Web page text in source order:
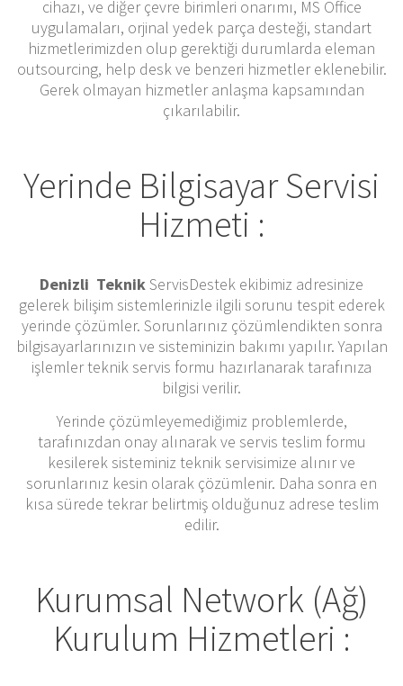
cihazı, ve diğer çevre birimleri onarımı, MS Office
uygulamaları, orjinal yedek parça desteği, standart
hizmetlerimizden olup gerektiği durumlarda eleman
outsourcing, help desk ve benzeri hizmetler eklenebilir.
Gerek olmayan hizmetler anlaşma kapsamından
çıkarılabilir.
Yerinde Bilgisayar Servisi
Hizmeti :
Denizli TeknikServisDestek ekibimiz adresinize
gelerek bilişim sistemlerinizle ilgili sorunu tespit ederek
yerinde çözümler. Sorunlarınız çözümlendikten sonra
bilgisayarlarınızın ve sisteminizin bakımı yapılır. Yapılan
işlemler teknik servis formu hazırlanarak tarafınıza
bilgisi verilir.
Yerinde çözümleyemediğimiz problemlerde,
tarafınızdan onay alınarak ve servis teslim formu
kesilerek sisteminiz teknik servisimize alınır ve
sorunlarınız kesin olarak çözümlenir. Daha sonra en
kısa sürede tekrar belirtmiş olduğunuz adrese teslim
edilir.
Kurumsal Network (Ağ)
Kurulum Hizmetleri :